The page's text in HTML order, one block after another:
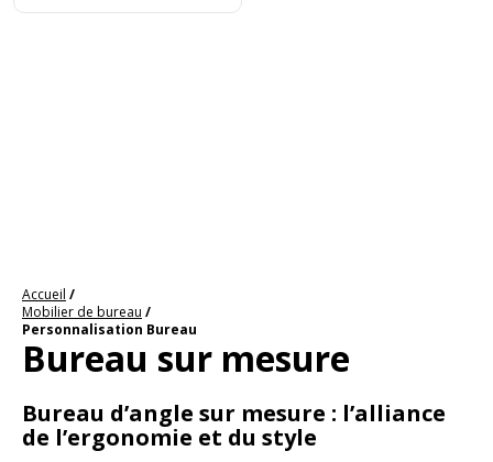
Accueil
Mobilier de bureau
Personnalisation Bureau
Bureau sur mesure
Bureau d’angle sur mesure : l’alliance
de l’ergonomie et du style